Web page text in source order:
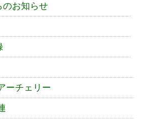
のお知らせ
ーチェリー